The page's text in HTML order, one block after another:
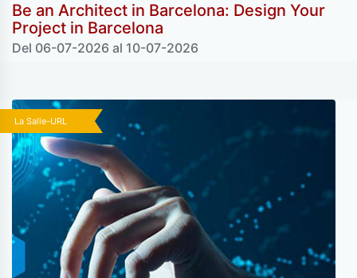
Be an Architect in Barcelona: Design Your
Project in Barcelona
Del 06-07-2026 al 10-07-2026
La Salle-URL